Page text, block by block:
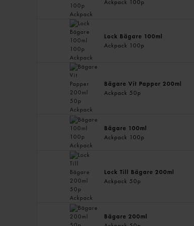
Ackpack 100p
Lock Bägare 100ml
Ackpack 100p
Bägare Vit Papper 200ml
Ackpack 50p
Bägare 100ml
Ackpack 100p
Lock Till Bägare 200ml
Ackpack 50p
Bägare 200ml